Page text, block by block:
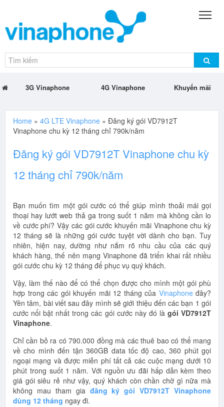
3G Vinaphone 4G Vinaphone Khuyến mãi
Home » 4G LTE Vinaphone » Đăng ký gói VD7912T
Vinaphone chu kỳ 12 tháng chỉ 790k/năm
Đăng ký gói VD7912T Vinaphone chu kỳ
12 tháng chỉ 790k/năm
Bạn muốn tìm một gói cước có thể giúp mình thoải mái gọi
thoại hay lướt web thả ga trong suốt 1 năm mà không cần lo
về cước phí? Vậy các gói cước khuyến mãi Vinaphone chu kỳ
12 tháng sẽ là những gói cước tuyệt vời dành cho bạn. Tuy
nhiên, hiện nay, dường như nắm rõ nhu cầu của các quý
khách hàng, thế nên mạng Vinaphone đã triển khai rất nhiều
gói cước chu kỳ 12 tháng để phục vụ quý khách.
Vậy, làm thế nào để có thể chọn được cho mình một gói phù
hợp trong các gói khuyến mãi 12 tháng của Vinaphoneđây?
Yên tâm, bài viết sau đây mình sẽ giới thiệu đến các bạn 1 gói
cước nổi bật nhất trong các gói cước này đó là gói VD7912T
Vinaphone.
Chỉ cần bỏ ra có 790.000 đồng mà các thuê bao có thể mang
về cho mình đến tận 360GB data tốc độ cao, 360 phút gọi
ngoại mạng và được miễn phí tất cả các cuộc mạng dưới 10
phút trong suốt 1 năm. Với nguồn ưu đãi hấp dẫn kèm theo
giá gói siêu rẻ như vậy, quý khách còn chần chờ gì nữa mà
không mau tham gia đăng ký gói VD7912T Vinaphone
dùng 12 tháng ngay đi.